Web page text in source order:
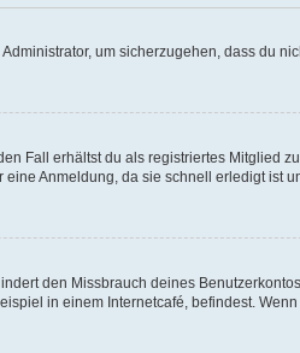
um sicherzugehen, dass du
Fall erhältst du als registriertes Mitglied
Anmeldung, da sie schnell erledigt ist
den Missbrauch deines
in einem Internetcafé, befindest.